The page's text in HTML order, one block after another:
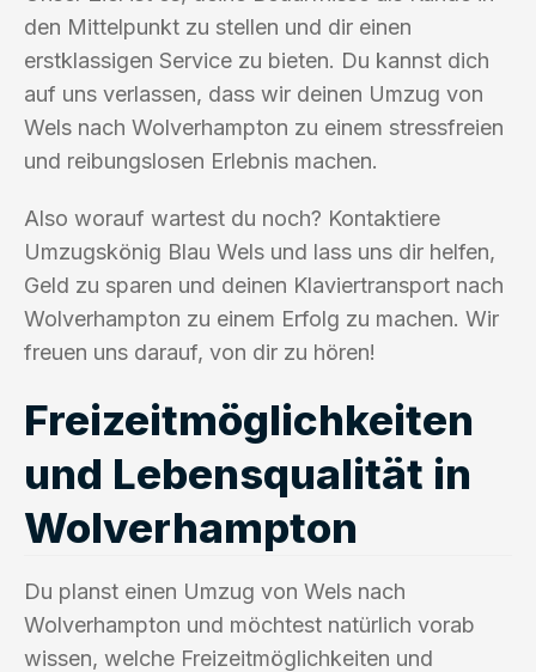
den Mittelpunkt zu stellen und dir einen
erstklassigen Service zu bieten. Du kannst dich
auf uns verlassen, dass wir deinen Umzug von
Wels nach Wolverhampton zu einem stressfreien
und reibungslosen Erlebnis machen.
Also worauf wartest du noch? Kontaktiere
Umzugskönig Blau Wels und lass uns dir helfen,
Geld zu sparen und deinen Klaviertransport nach
Wolverhampton zu einem Erfolg zu machen. Wir
freuen uns darauf, von dir zu hören!
Freizeitmöglichkeiten
und Lebensqualität in
Wolverhampton
Du planst einen Umzug von Wels nach
Wolverhampton und möchtest natürlich vorab
wissen, welche Freizeitmöglichkeiten und